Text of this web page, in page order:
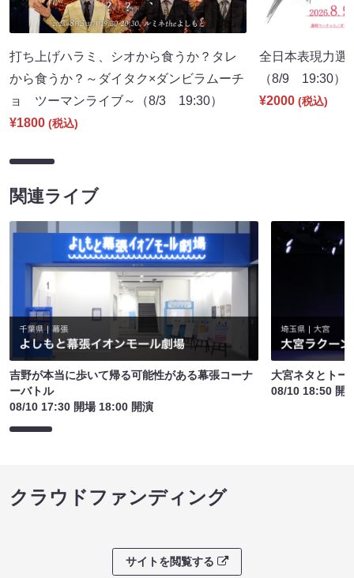
打ち上げハラミ、シオから食うか？タレ
から食うか？～ダイタク×ダンビラムーチ
ョ ツーマンライブ～（8/3 19:30）
¥1800 (税込)
全日本表現力選
（8/9 19:30）
¥2000 (税込)
関連ライブ
吉野が本当に歩いて帰る可能性がある幕張コーナ
ーバトル
08/10 17:30 開場 18:00 開演
大宮ネタとトー
08/10 18:50 開
クラウドファンディング
サイトを閲覧する